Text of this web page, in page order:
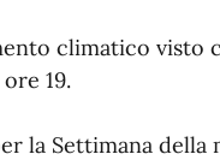
climatico visto
19.
la Settimana della